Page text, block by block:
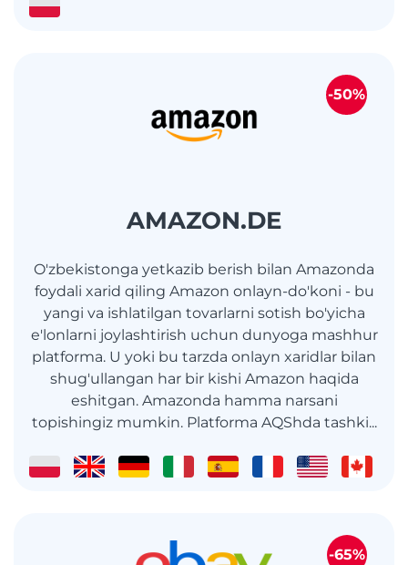
AMAZON.DE
O'zbekistonga yetkazib berish bilan Amazonda
foydali xarid qiling Amazon onlayn-do'koni - bu
yangi va ishlatilgan tovarlarni sotish bo'yicha
e'lonlarni joylashtirish uchun dunyoga mashhur
platforma. U yoki bu tarzda onlayn xaridlar bilan
shug'ullangan har bir kishi Amazon haqida
eshitgan. Amazonda hamma narsani
topishingiz mumkin. Platforma AQShda tashki...
-50%
-65%